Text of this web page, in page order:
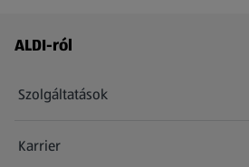
Láblécmenü - további linkek
ALDI-ról
Szolgáltatások
Karrier
(új oldalon nyílik meg)